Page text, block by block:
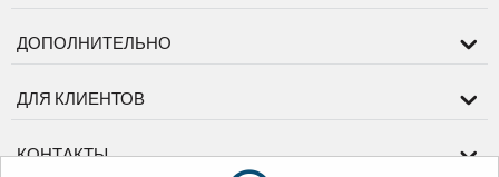
ДОПОЛНИТЕЛЬНО
ДЛЯ КЛИЕНТОВ
КОНТАКТЫ